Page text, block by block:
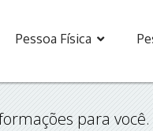
Pessoa Física
para você.